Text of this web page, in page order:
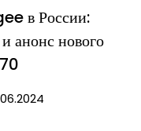
в России:
анонс нового